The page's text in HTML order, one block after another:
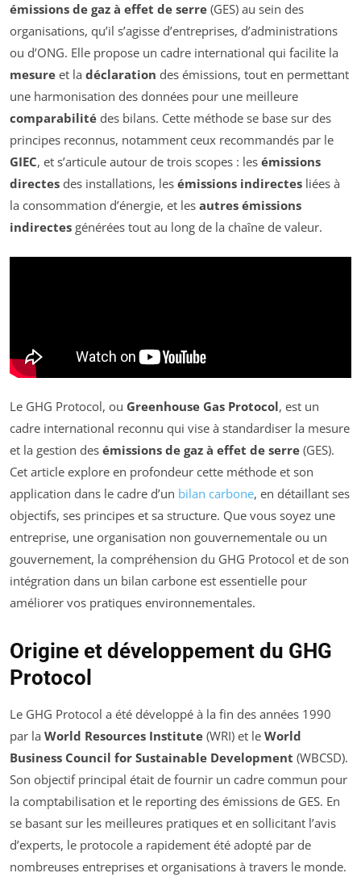
émissions de gaz à effet de serre (GES) au sein des
organisations, qu’il s’agisse d’entreprises, d’administrations
ou d’ONG. Elle propose un cadre international qui facilite la
mesure et la déclaration des émissions, tout en permettant
une harmonisation des données pour une meilleure
comparabilité des bilans. Cette méthode se base sur des
principes reconnus, notamment ceux recommandés par le
GIEC, et s’articule autour de trois scopes : les émissions
directes des installations, les émissions indirectes liées à
la consommation d’énergie, et les autres émissions
indirectes générées tout au long de la chaîne de valeur.
Le GHG Protocol, ou Greenhouse Gas Protocol, est un
cadre international reconnu qui vise à standardiser la mesure
et la gestion des émissions de gaz à effet de serre (GES).
Cet article explore en profondeur cette méthode et son
application dans le cadre d’un bilan carbone, en détaillant ses
objectifs, ses principes et sa structure. Que vous soyez une
entreprise, une organisation non gouvernementale ou un
gouvernement, la compréhension du GHG Protocol et de son
intégration dans un bilan carbone est essentielle pour
améliorer vos pratiques environnementales.
Origine et développement du GHG
Protocol
Le GHG Protocol a été développé à la fin des années 1990
par la World Resources Institute (WRI) et le World
Business Council for Sustainable Development (WBCSD).
Son objectif principal était de fournir un cadre commun pour
la comptabilisation et le reporting des émissions de GES. En
se basant sur les meilleures pratiques et en sollicitant l’avis
d’experts, le protocole a rapidement été adopté par de
nombreuses entreprises et organisations à travers le monde.